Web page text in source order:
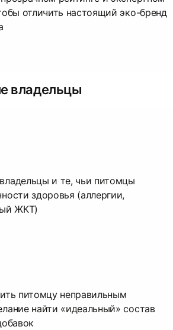
отличить настоящий эко-бренд
владельцы
и те, чьи питомцы
здоровья (аллергии,
ЖКТ)
питомцу неправильным
найти «идеальный» состав